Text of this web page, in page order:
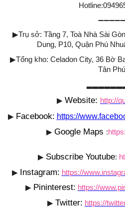
➖➖➖➖➖
▶Trụ sở: Tầng 7, Toà Nhà Sài
Dung, P10, Quận Phú
▶Tổng kho: Celadon City, 36 Bờ
Tân Phú
▶ Website: http://
▶ Facebook: https://
▶ Google Maps :
▶ Subscribe Youtube:
▶ Instagram: https://
▶ Pininterest: https://
▶ Twitter: https://